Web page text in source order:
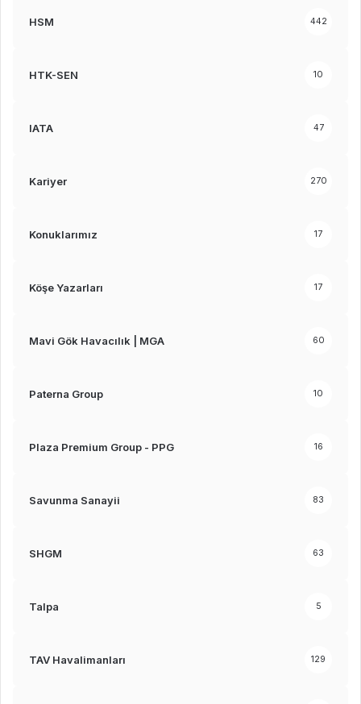
HSM 442
HTK-SEN 10
IATA 47
Kariyer 270
Konuklarımız 17
Köşe Yazarları 17
Mavi Gök Havacılık | MGA 60
Paterna Group 10
Plaza Premium Group - PPG 16
Savunma Sanayii 83
SHGM 63
Talpa 5
TAV Havalimanları 129